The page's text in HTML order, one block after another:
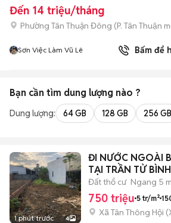
Đến 14 triệu/tháng
Phường Tân Thuận Đông (P. Tân Thuận
Sơn Việc Làm Vũ Lê Bấm để
Bạn cần tìm dung lượng nào ?
Dung lượng: 64 GB 128 GB 256 GB
1 phút trước 4
ĐI NƯỚC NGOÀI
TẠI TRẦN TỬ
SHR
Đất thổ cư Ngang 5 m
750 triệu 5 tr/m²
Xã Tân Thông Hội (